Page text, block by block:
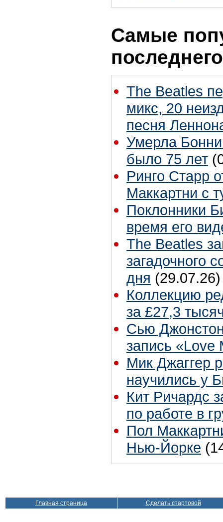
Самые
The Beatles
микс, 20
песня
Умерла
было 75 лет
Ринго Старр
Маккартни с
Поклонники
время его
The Beatles
загадочного
дня (29.07.26)
Коллекцию
за £27,3
Сью
запись «Love
Мик Джаггер
научились у
Кит Ричардс
по работе в
Пол
Нью-Йорке
Главная страница Сделать стартовой